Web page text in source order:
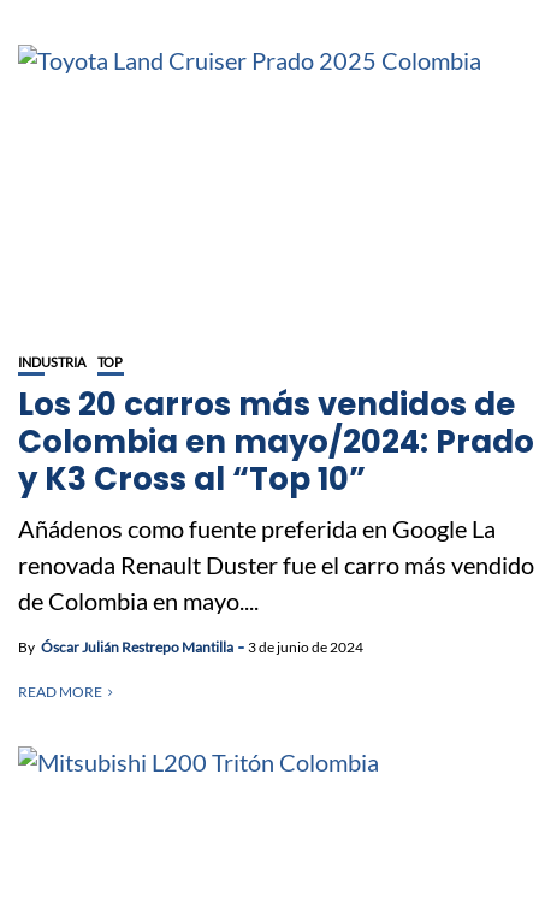
INDUSTRIA TOP
Los 20 carros más vendidos de
Colombia en mayo/2024: Prado
y K3 Cross al “Top 10”
Añádenos como fuente preferida en Google La
renovada Renault Duster fue el carro más vendido
de Colombia en mayo....
By Óscar Julián Restrepo Mantilla 3 de junio de 2024
READ MORE